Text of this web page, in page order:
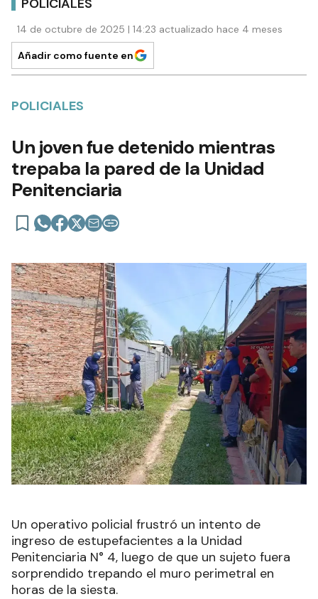
POLICIALES
14 de octubre de 2025 | 14:23 actualizado hace 4 meses
Añadir como fuente en
POLICIALES
Un joven fue detenido mientras
trepaba la pared de la Unidad
Penitenciaria
Un operativo policial frustró un intento de
ingreso de estupefacientes a la Unidad
Penitenciaria N° 4, luego de que un sujeto fuera
sorprendido trepando el muro perimetral en
horas de la siesta.